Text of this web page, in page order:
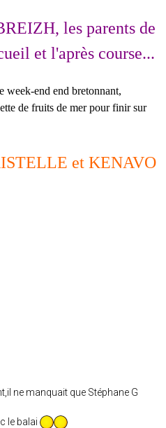
les parents de
et l'après course...
week-end end bretonnant,
de fruits de mer pour finir sur
et KENAVO
ne manquait que Stéphane G
le balai